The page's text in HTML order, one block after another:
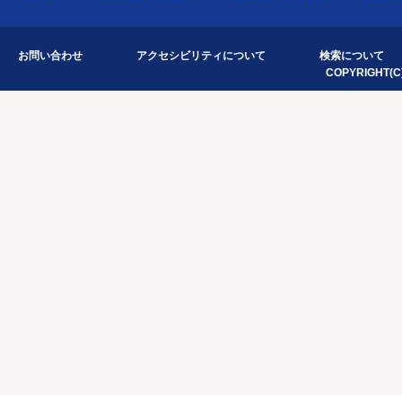
お問い合わせ アクセシビリティについて
検索について